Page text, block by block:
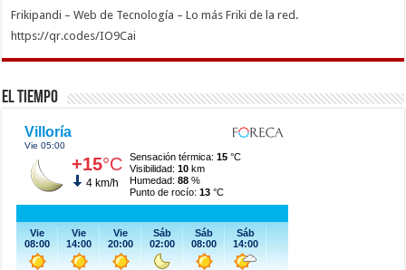
Frikipandi – Web de Tecnología – Lo más Friki de la red.
https://qr.codes/IO9Cai
El Tiempo